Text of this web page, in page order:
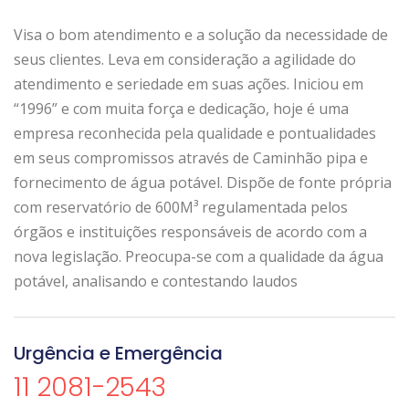
Visa o bom atendimento e a solução da necessidade de
seus clientes. Leva em consideração a agilidade do
atendimento e seriedade em suas ações. Iniciou em
“1996” e com muita força e dedicação, hoje é uma
empresa reconhecida pela qualidade e pontualidades
em seus compromissos através de Caminhão pipa e
fornecimento de água potável. Dispõe de fonte própria
com reservatório de 600M³ regulamentada pelos
órgãos e instituições responsáveis de acordo com a
nova legislação. Preocupa-se com a qualidade da água
potável, analisando e contestando laudos
Urgência e Emergência
11 2081-2543